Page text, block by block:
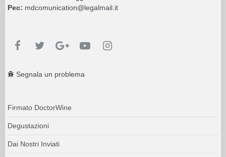
Pec: mdcomunication@legalmail.it
Segnala un problema
Firmato DoctorWine
Degustazioni
Dai Nostri Inviati